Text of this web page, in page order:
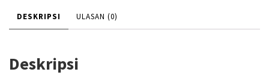
DESKRIPSI ULASAN (0)
Deskripsi